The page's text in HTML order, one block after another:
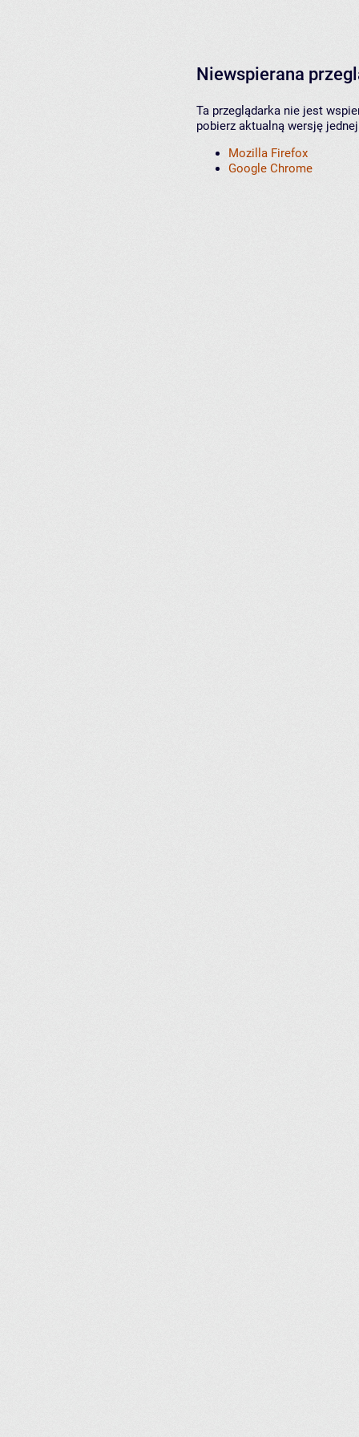
Niewspierana
Ta przeglądarka nie jest
pobierz aktualną wersję
Mozilla Firefox
Google Chrome